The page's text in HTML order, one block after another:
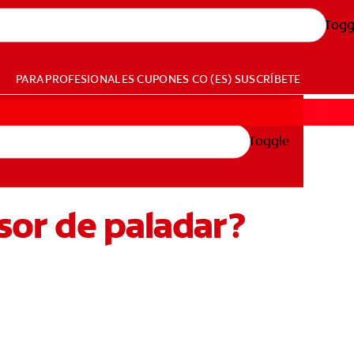
PARA PROFESIONALESCUPONES CO (ES) SUSCRÍBETE
Toggle
de paladar?